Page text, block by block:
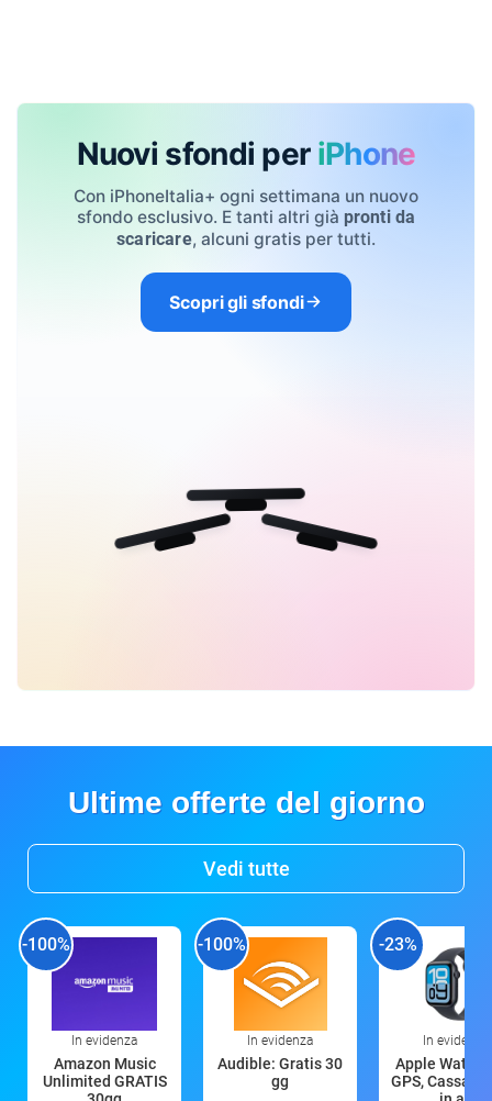
Nuovi sfondi per iPhone
Con iPhoneItalia+ ogni settimana un nuovo
sfondo esclusivo. E tanti altri già pronti da
scaricare, alcuni gratis per tutti.
Scopri gli sfondi
Ultime offerte del giorno
Vedi tutte
-100%
In evidenza
Amazon Music
Unlimited GRATIS
-100%
In evidenza
Audible: Gratis 30
gg
-23%
In evidenza
Apple Watch
GPS, Cassa